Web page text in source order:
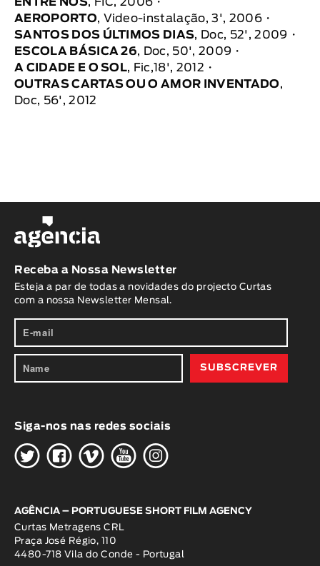
AEROPORTO, Video-instalação, 3', 2006
SANTOS DOS ÚLTIMOS DIAS, Doc, 52', 2009
ESCOLA BÁSICA 26, Doc, 50', 2009
A CIDADE E O SOL, Fic,18', 2012
OUTRAS CARTAS OU O AMOR INVENTADO,
Doc, 56', 2012
Receba a Nossa Newsletter
Esteja a par de todas a novidades do projecto Curtas
com a nossa Newsletter Mensal.
Siga-nos nas redes sociais
HGWOK
AGÊNCIA – PORTUGUESE SHORT FILM AGENCY
Curtas Metragens CRL
Praça José Régio, 110
4480-718 Vila do Conde - Portugal